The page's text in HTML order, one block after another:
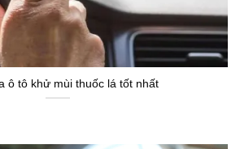
ô tô khử mùi thuốc lá tốt nhất